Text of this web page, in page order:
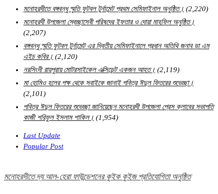
মনোহরদীতে বঙ্গবন্ধু স্মৃতি ফুটবল টুর্নামেন্ট প্রথম সেমিফাইনাল অনুষ্ঠিত। (2,220)
মনোহরদী উপজেলা স্বেচ্ছাসেবী পরিষদের ইফতার ও দোয়া মাহফিল অনুষ্ঠিত।
(2,207)
বঙ্গবন্ধু স্মৃতি ফুটবল টুর্নামেন্ট এর দ্বিতীয় সেমিফাইনালে প্রধান অতিথি জনাব ডা এম
এইচ কবির। (2,120)
নরসিংদী রায়পুরায় মোটরসাইকেল এক্সিডেন্ট একজন আহত। (2,119)
মা হোমিও হলের পক্ষ থেকে সবাইকে জানাই পবিত্র ঈদুল ফিতরের শুভেচ্ছা।
(2,101)
পবিত্র ঈদুল ফিতরের শুভেচ্ছা জানিয়েছেন মনোহরদী উপজেলা প্রেস ক্লাবের সভাপতি
কাজী শরিফুল ইসলাম শাকিল। (1,954)
Last Update
Popular Post
মনোহরদীতে দ্য আল-হেরা ফাউন্ডেশনের কুইক কুইজ প্রতিযোগিতা অনুষ্ঠিত